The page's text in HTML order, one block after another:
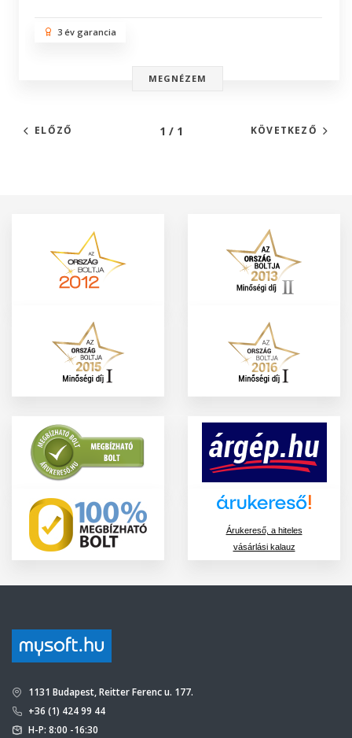
3 év garancia
MEGNÉZEM
ELŐZŐ 1 / 1 KÖVETKEZŐ
Árukereső, a hiteles
vásárlási kalauz
1131 Budapest, Reitter Ferenc u. 177.
+36 (1) 424 99 44
H-P: 8:00 -16:30